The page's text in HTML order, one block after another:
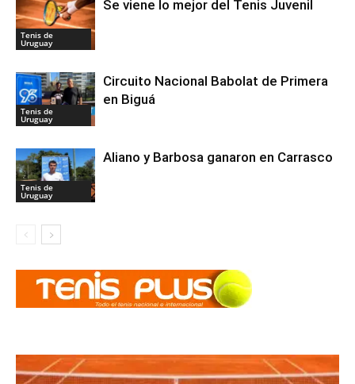
Tenis de
Uruguay
Se viene lo mejor del Tenis Juvenil
Tenis de
Uruguay
Circuito Nacional Babolat de Primera
en Biguá
Tenis de
Uruguay
Aliano y Barbosa ganaron en Carrasco